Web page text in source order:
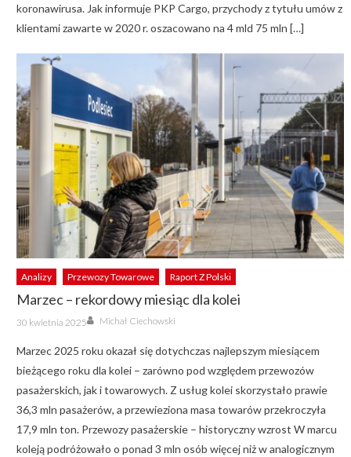
koronawirusa. Jak informuje PKP Cargo, przychody z tytułu umów z
klientami zawarte w 2020 r. oszacowano na 4 mld 75 mln […]
Analizy Przewozy Towarowe Raport Z Polski
Marzec – rekordowy miesiąc dla kolei
Posted
on
30 kwietnia 2025 Author
Michał Ciechowski
Marzec 2025 roku okazał się dotychczas najlepszym miesiącem
bieżącego roku dla kolei – zarówno pod względem przewozów
pasażerskich, jak i towarowych. Z usług kolei skorzystało prawie
36,3 mln pasażerów, a przewieziona masa towarów przekroczyła
17,9 mln ton. Przewozy pasażerskie – historyczny wzrost W marcu
koleją podróżowało o ponad 3 mln osób więcej niż w analogicznym